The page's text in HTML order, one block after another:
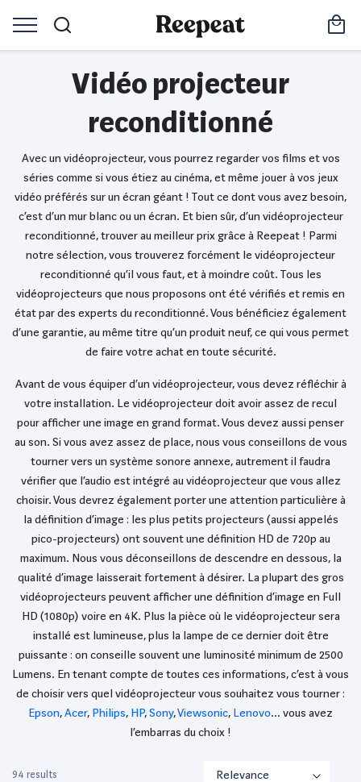
Vidéo projecteur
reconditionné
Avec un vidéoprojecteur, vous pourrez regarder vos films et vos
séries comme si vous étiez au cinéma, et même jouer à vos jeux
vidéo préférés sur un écran géant ! Tout ce dont vous avez besoin,
c’est d’un mur blanc ou un écran. Et bien sûr, d’un vidéoprojecteur
reconditionné, trouver au meilleur prix grâce à Reepeat ! Parmi
notre sélection, vous trouverez forcément le vidéoprojecteur
reconditionné qu’il vous faut, et à moindre coût. Tous les
vidéoprojecteurs que nous proposons ont été vérifiés et remis en
état par des experts du reconditionné. Vous bénéficiez également
d’une garantie, au même titre qu’un produit neuf, ce qui vous permet
de faire votre achat en toute sécurité.
Avant de vous équiper d’un vidéoprojecteur, vous devez réfléchir à
votre installation. Le vidéoprojecteur doit avoir assez de recul
pour afficher une image en grand format. Vous devez aussi penser
au son. Si vous avez assez de place, nous vous conseillons de vous
tourner vers un système sonore annexe, autrement il faudra
vérifier que l’audio est intégré au vidéoprojecteur que vous allez
choisir. Vous devrez également porter une attention particulière à
la définition d’image : les plus petits projecteurs (aussi appelés
pico-projecteurs) ont souvent une définition HD de 720p au
maximum. Nous vous déconseillons de descendre en dessous, la
qualité d’image laisserait fortement à désirer. La plupart des gros
vidéoprojecteurs peuvent afficher une définition d’image en Full
HD (1080p) voire en 4K. Plus la pièce où le vidéoprojecteur sera
installé est lumineuse, plus la lampe de ce dernier doit être
puissante : on conseille souvent une luminosité minimum de 2500
Lumens. En tenant compte de toutes ces informations, c’est à vous
de choisir vers quel vidéoprojecteur vous souhaitez vous tourner :
Epson,Acer, Philips, HP,Sony,Viewsonic, Lenovo… vous avez
l’embarras du choix !
94 results